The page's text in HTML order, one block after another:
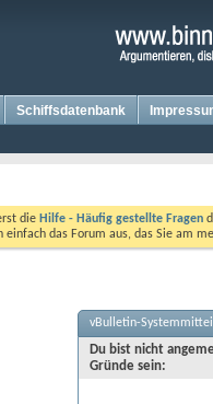
Schiffsdatenbank
die Hilfe - Häufig gestellte Fragen
einfach das Forum aus, das Sie am
vBulletin-
Du bist nicht
Gründe sein: